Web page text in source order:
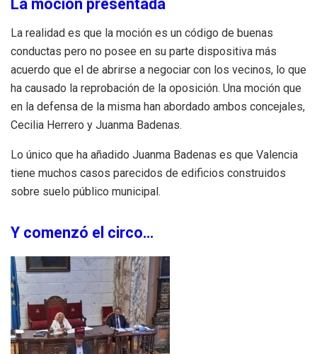
La moción presentada
La realidad es que la moción es un código de buenas
conductas pero no posee en su parte dispositiva más
acuerdo que el de abrirse a negociar con los vecinos, lo que
ha causado la reprobación de la oposición. Una moción que
en la defensa de la misma han abordado ambos concejales,
Cecilia Herrero y Juanma Badenas.
Lo único que ha añadido Juanma Badenas es que Valencia
tiene muchos casos parecidos de edificios construidos
sobre suelo público municipal.
Y comenzó el circo…